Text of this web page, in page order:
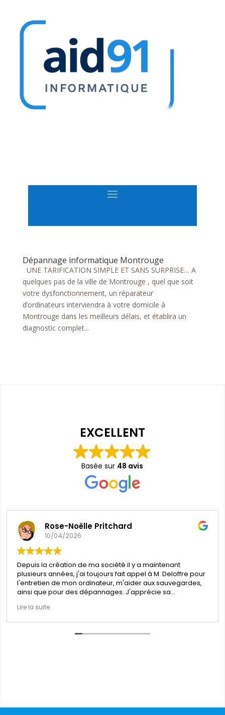
Dépannage informatique Montrouge
UNE TARIFICATION SIMPLE ET SANS SURPRISE… A
quelques pas de la ville de Montrouge , quel que soit
votre dysfonctionnement, un réparateur
d’ordinateurs interviendra à votre domicile à
Montrouge dans les meilleurs délais, et établira un
diagnostic complet...
EXCELLENT
Basée sur 48 avis
Rose-Noëlle Pritchard
10/04/2026
Depuis la création de ma société il y a maintenant
plusieurs années, j'ai toujours fait appel à M. Deloffre pour
l'entretien de mon ordinateur, m'aider aux sauvegardes,
ainsi que pour des dépannages. J'apprécie sa
on ne sait pas trop comment se dépatouiller d'un
Lire la suite